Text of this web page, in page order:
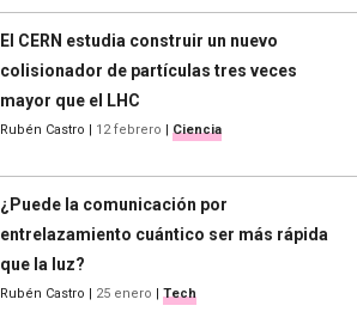
El CERN estudia construir un nuevo
colisionador de partículas tres veces
mayor que el LHC
Rubén Castro 12 febrero Ciencia
¿Puede la comunicación por
entrelazamiento cuántico ser más rápida
que la luz?
Rubén Castro 25 enero Tech